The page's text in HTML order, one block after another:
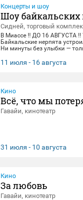
Концерты и шоу
Шоу байкальских
Сидней, торговый
В Миассе ‼️ ДО 16 АВГУСТА ‼️
Байкальские нерпята
Ни минуты без улыбки —
14:00, 16:00,18:30 Суббота и
вторник(Санитарный день)
11 июля - 16 августа
Кино
Всё, что мы
Гавайи, кинотеатр
31 июля - 10 августа
Кино
За любовь
Гавайи, кинотеатр